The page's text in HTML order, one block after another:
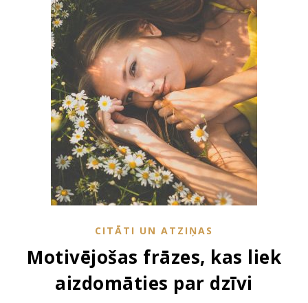
CITĀTI UN ATZIŅAS
Motivējošas frāzes, kas liek
aizdomāties par dzīvi